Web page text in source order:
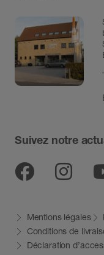
Suivez notre
Mentions légales
Conditions de
Déclaration